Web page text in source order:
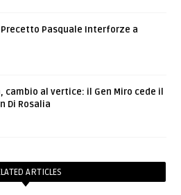
Precetto Pasquale Interforze a
cambio al vertice: il Gen Miro cede il
Di Rosalia
ARTICLES